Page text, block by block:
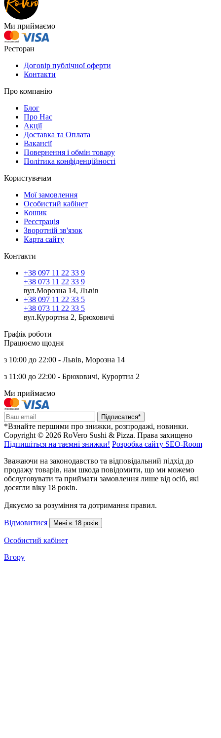
Ми приймаємо
Ресторан
Договір публічної оферти
Контакти
Про компанію
Блог
Про Нас
Акції
Доставка та Оплата
Вакансії
Повернення і обмін товару
Політика конфіденційності
Користувачам
Мої замовлення
Особистий кабінет
Кошик
Реєстрація
Зворотній зв'язок
Карта сайту
Контакти
+38 097 11 22 33 9
+38 073 11 22 33 9
вул.Морозна 14, Львів
+38 097 11 22 33 5
+38 073 11 22 33 5
вул.Курортна 2, Брюховичі
Графік роботи
Працюємо щодня
з 10:00 до 22:00 - Львів, Морозна 14
з 11:00 до 22:00 - Брюховичі, Курортна 2
Ми приймаємо
Підписатися*
*Взнайте першими про знижки, розпродажі, новинки.
Copyright © 2026 RoVero Sushi & Pizza. Права захищено
Підпишіться на таємні знижки! Розробка сайту SEO-Room
Зважаючи на законодавство та відповідальний підхід до
продажу товарів, нам шкода повідомити, що ми можемо
обслуговувати та приймати замовлення лише від осіб, які
досягли віку 18 років.
Дякуємо за розуміння та дотримання правил.
Відмовитися Мені є 18 років
Особистий кабінет
Вгору